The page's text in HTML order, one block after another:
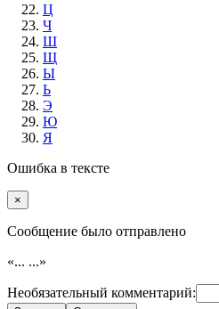
Ц
Ч
Ш
Щ
Ы
Ь
Э
Ю
Я
Ошибка в тексте
×
Cообщение было отправлено
«... ...»
Необязательный комментарий: